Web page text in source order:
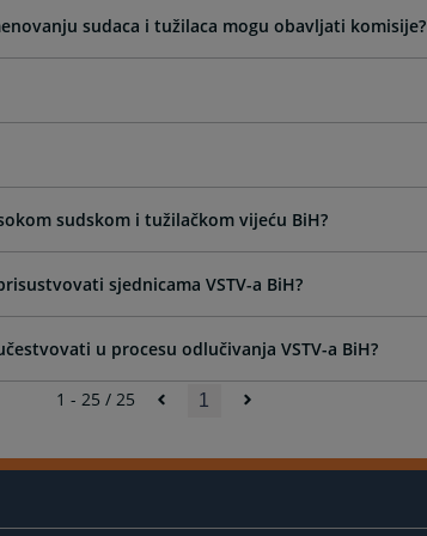
sudaca i tužilaca mogu obavljati komisije?
sudskom i tužilačkom vijeću BiH?
sjednicama VSTV-a BiH?
u procesu odlučivanja VSTV-a BiH?
1 - 25 / 25 1